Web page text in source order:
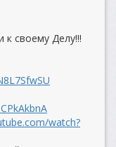
своему Делу!!!
watch?